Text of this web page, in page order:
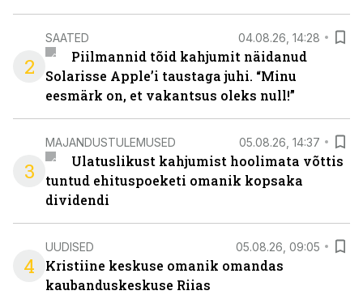
2
SAATED 04.08.26, 14:28
Piilmannid tõid kahjumit näidanud
Solarisse Apple’i taustaga juhi. “Minu
eesmärk on, et vakantsus oleks null!”
3
MAJANDUSTULEMUSED 05.08.26, 14:37
Ulatuslikust kahjumist hoolimata võttis
tuntud ehituspoeketi omanik kopsaka
dividendi
4
UUDISED 05.08.26, 09:05
Kristiine keskuse omanik omandas
kaubanduskeskuse Riias